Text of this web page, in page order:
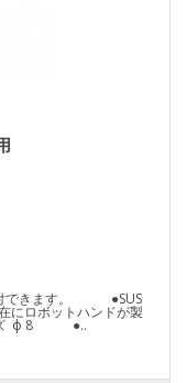
付できます。 ●SUS
ロボットハンドが製
ーズ ф 8 ●..